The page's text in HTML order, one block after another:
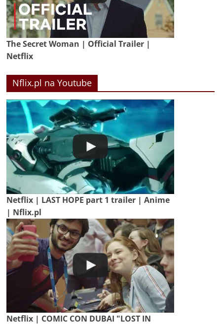
The Secret Woman | Official Trailer |
Netflix
Nflix.pl na Youtube
Netflix | LAST HOPE part 1 trailer | Anime
| Nflix.pl
Netflix | COMIC CON DUBAI "LOST IN